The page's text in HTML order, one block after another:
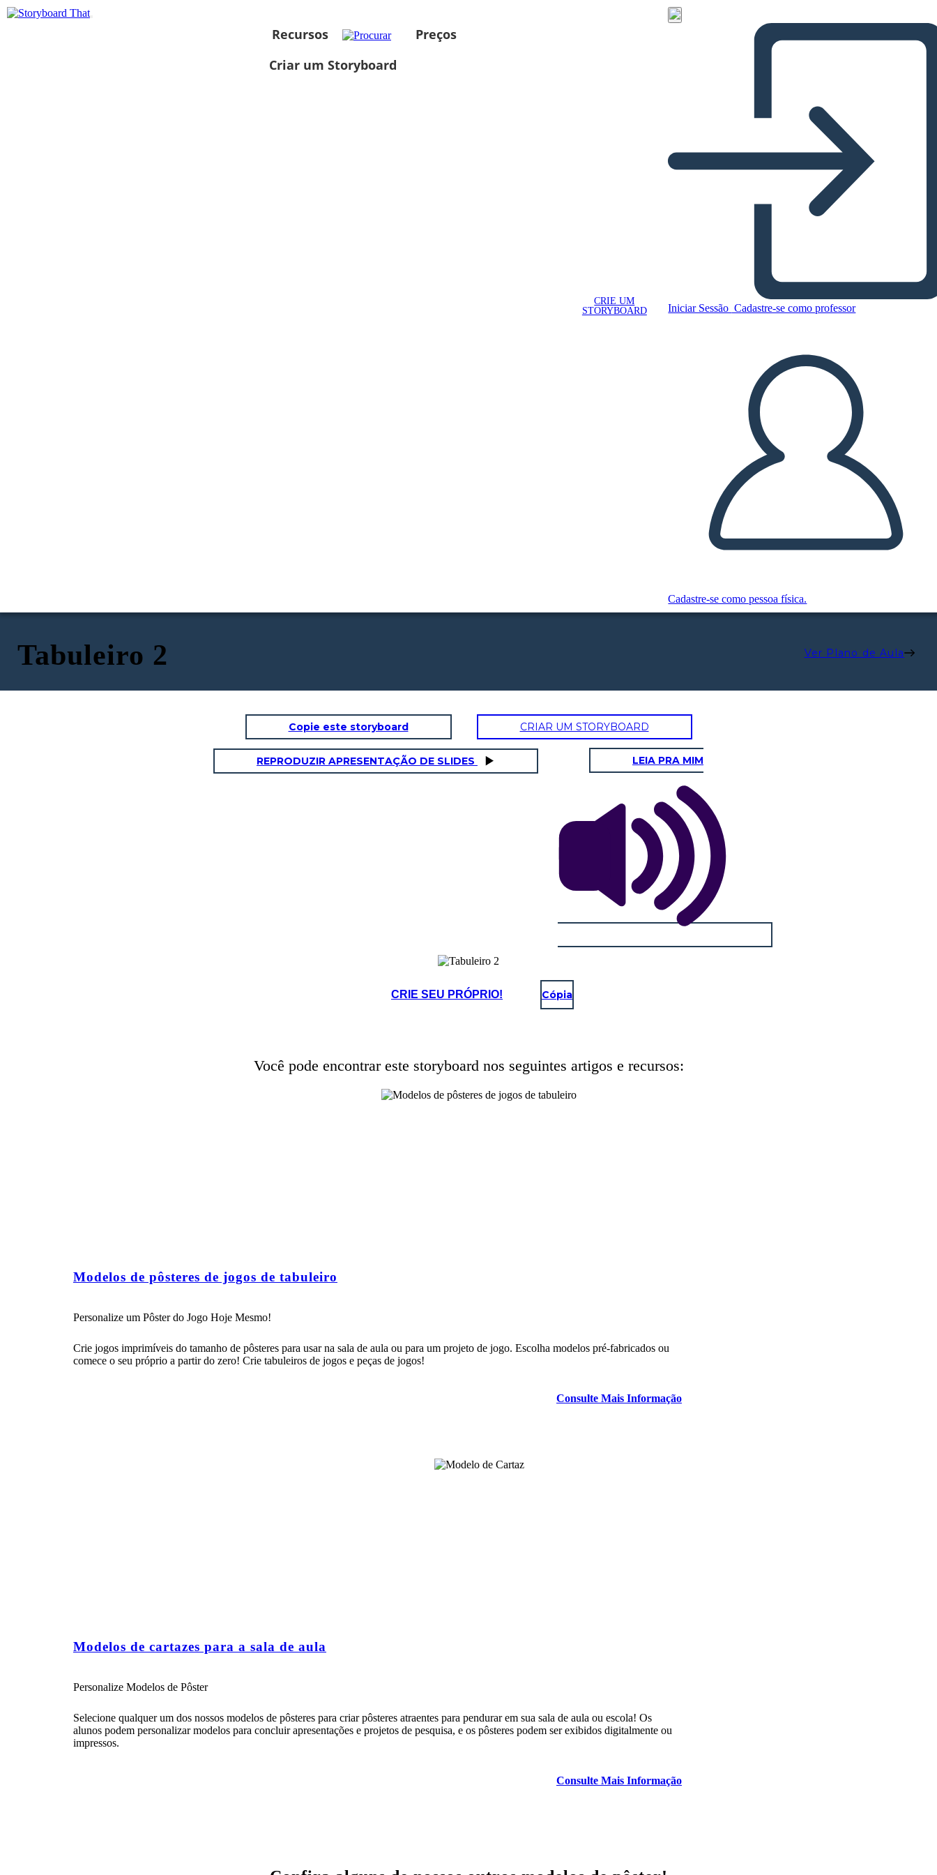
Recursos
Preços
Criar um Storyboard
CRIE UM
STORYBOARD
Iniciar Sessão Cadastre-se como professor
Cadastre-se como pessoa física.
Tabuleiro 2 Ver Plano de Aula
Copie este storyboard CRIAR UM STORYBOARD
REPRODUZIR APRESENTAÇÃO DE SLIDES LEIA PRA MIM
CRIE SEU PRÓPRIO! Cópia
Você pode encontrar este storyboard nos seguintes artigos e recursos:
Modelos de pôsteres de jogos de tabuleiro
Personalize um Pôster do Jogo Hoje Mesmo!
Crie jogos imprimíveis do tamanho de pôsteres para usar na sala de aula ou para um projeto de jogo. Escolha modelos pré-fabricados ou
comece o seu próprio a partir do zero! Crie tabuleiros de jogos e peças de jogos!
Consulte Mais Informação
Modelos de cartazes para a sala de aula
Personalize Modelos de Pôster
Selecione qualquer um dos nossos modelos de pôsteres para criar pôsteres atraentes para pendurar em sua sala de aula ou escola! Os
alunos podem personalizar modelos para concluir apresentações e projetos de pesquisa, e os pôsteres podem ser exibidos digitalmente ou
impressos.
Consulte Mais Informação